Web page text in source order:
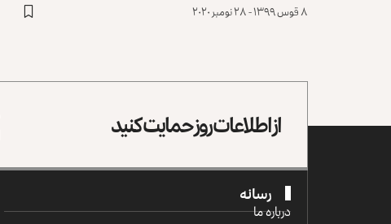
۸ قوس ۱۳۹۹ - ۲۸ نومبر ۲۰۲۰
از اطلاعات روز حمایت کنید
رسانه
درباره ما